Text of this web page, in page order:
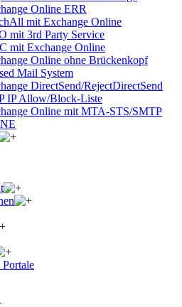
Online ERR
mit Exchange Online
mit 3rd Party Service
mit Exchange Online
Online ohne Brückenkopf
Mail System
DirectSend/RejectDirectSend
IP Allow/Block-Liste
Online mit MTA-STS/SMTP